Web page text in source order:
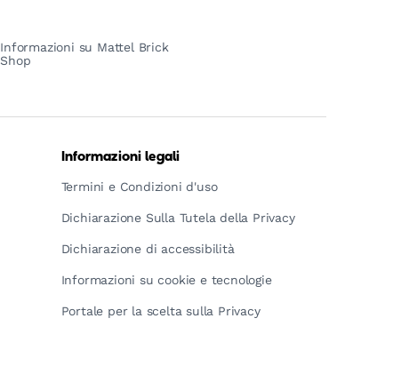
Informazioni su Mattel Brick
Shop
Informazioni legali
Termini e Condizioni d'uso
Dichiarazione Sulla Tutela della Privacy
Dichiarazione di accessibilità
Informazioni su cookie e tecnologie
Portale per la scelta sulla Privacy